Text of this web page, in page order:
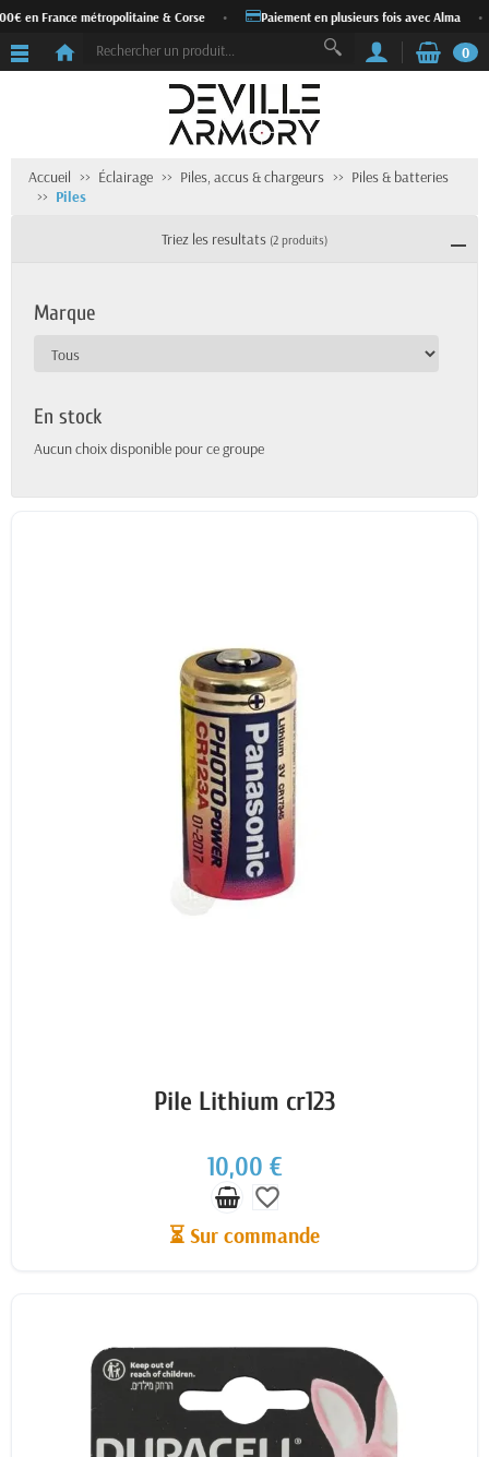
en France métropolitaine & Corse Paiement en plusieurs fois avec Alma
0
Accueil Éclairage Piles, accus & chargeurs
Piles & batteries
Piles
Triez les resultats (2 produits)
Marque
En stock
Aucun choix disponible pour ce groupe
Pile Lithium cr123
10,00 €
favorite_border
⏳ Sur commande